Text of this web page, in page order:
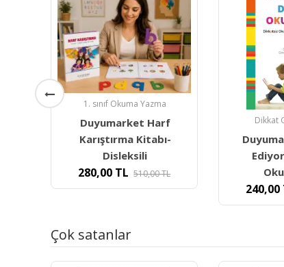
Dikkat Güçlendirme
Duyumarket Dikkat
Ediyorum Doğru
Okuyorum-
240,00TL 380,59TL
1. sınıf
240,00
Çok satanlar